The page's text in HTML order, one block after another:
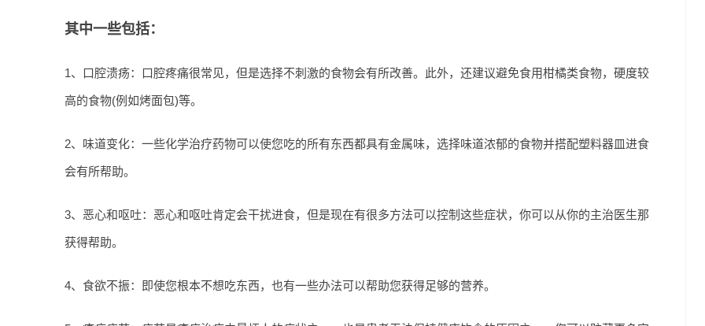
其中一些包括：
1、口腔溃疡：口腔疼痛很常见，但是选择不刺激的食物会有所改善。此外，还建议避免食用柑橘类食物，硬度较
高的食物(例如烤面包)等。
2、味道变化：一些化学治疗药物可以使您吃的所有东西都具有金属味，选择味道浓郁的食物并搭配塑料器皿进食
会有所帮助。
3、恶心和呕吐：恶心和呕吐肯定会干扰进食，但是现在有很多方法可以控制这些症状，你可以从你的主治医生那
获得帮助。
4、食欲不振：即使您根本不想吃东西，也有一些办法可以帮助您获得足够的营养。